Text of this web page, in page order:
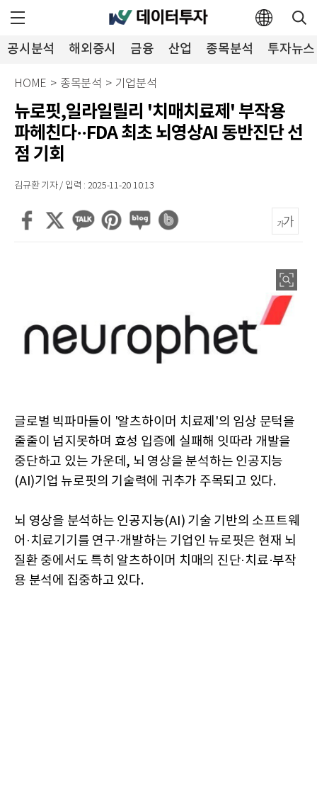
공시분석 해외증시 금융 산업 종목분석 투자뉴스
HOME > 종목분석 > 기업분석
뉴로핏,일라일릴리 '치매치료제' 부작용
파헤친다··FDA 최초 뇌영상AI 동반진단 선
점 기회
김규환 기자 / 입력 : 2025-11-20 10:13
글로벌 빅파마들이 '알츠하이머 치료제'의 임상 문턱을
줄줄이 넘지못하며 효성 입증에 실패해 잇따라 개발을
중단하고 있는 가운데, 뇌 영상을 분석하는 인공지능
(AI)기업 뉴로핏의 기술력에 귀추가 주목되고 있다.
뇌 영상을 분석하는 인공지능(AI) 기술 기반의 소프트웨
어·치료기기를 연구·개발하는 기업인 뉴로핏은 현재 뇌
질환 중에서도 특히 알츠하이머 치매의 진단·치료·부작
용 분석에 집중하고 있다.